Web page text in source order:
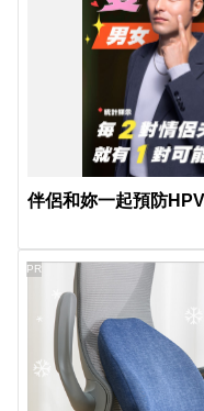
伴侶和妳一起預防
PR